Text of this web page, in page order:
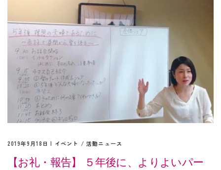
2019年9月18日 | イベント /活動ニュース
【お礼・報告】 ５年後に、よりよいパー